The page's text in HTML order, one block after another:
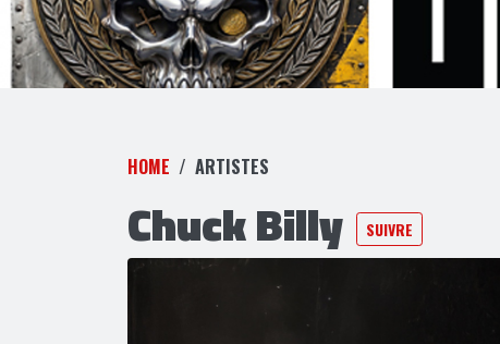
HOME ARTISTES
Chuck Billy SUIVRE